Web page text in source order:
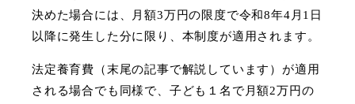
決めた場合には、月額3万円の限度で令和8年4月1日
以降に発生した分に限り、本制度が適用されます。
法定養育費（末尾の記事で解説しています）が適用
される場合でも同様で、子ども１名で月額2万円の